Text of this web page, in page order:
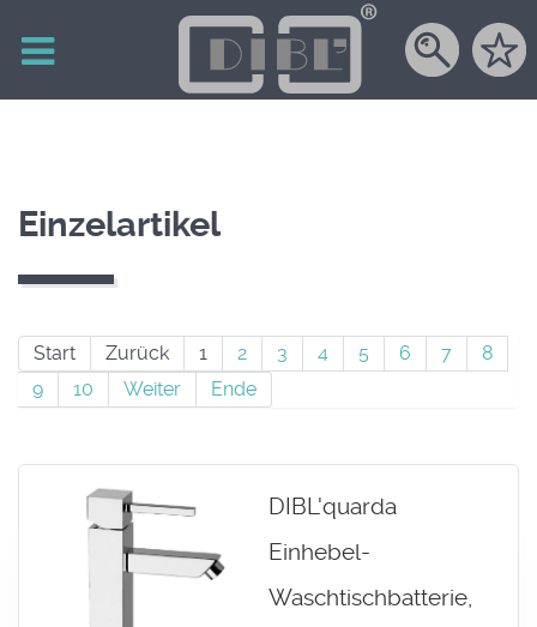
Einzelartikel
Start Zurück 1 2 3 4 5 6 7
8
9
10 Weiter Ende
DIBL'quarda
Einhebel-
Waschtischbatterie,